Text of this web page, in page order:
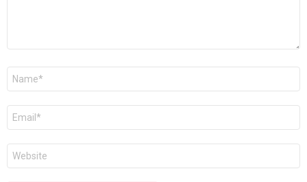
mail
*